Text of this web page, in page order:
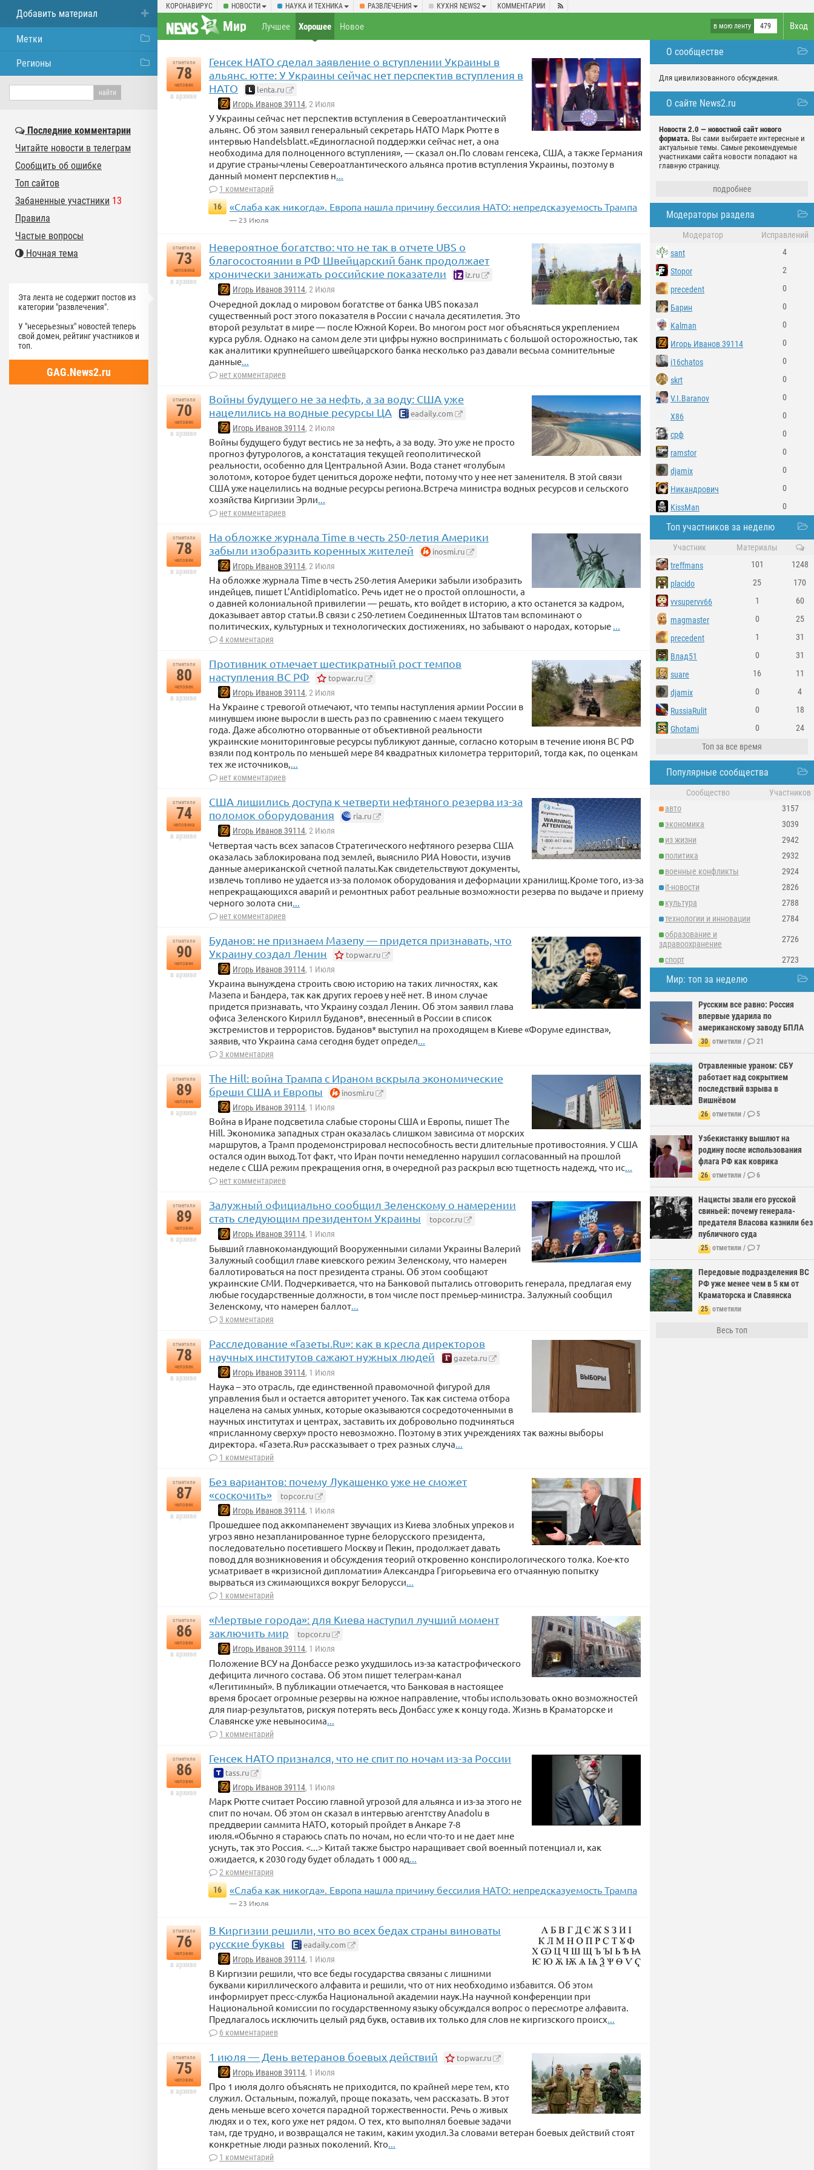
КОРОНАВИРУС НОВОСТИ НАУКА И ТЕХНИКА РАЗВЛЕЧЕНИЯ КУХНЯ NEWS2 КОММЕНТАРИИ 
Вход
Мир в мою ленту 479
Лучшее Хорошее Новое
О сообществе
Для цивилизованного обсуждения.
О сайте News2.ru
Новости 2.0 — новостной сайт нового
формата. Вы сами выбираете интересные и
актуальные темы. Самые рекомендуемые
участниками сайта новости попадают на
главную страницу.
подробнее
Модераторы раздела
Модератор
Исправлений
sant
4
Stopor
2
precedent
0
Барин
0
Kalman
0
Игорь Иванов 39114
0
i16chatos
0
skrt
0
V.I.Baranov
0
X86
0
срф
0
ramstor
0
djamix
0
Никандрович
0
KissMan
0
Топ участников за неделю
Участник
Материалы
treffmans
101
1248
placido
25
170
vvsupervv66
1
60
magmaster
0
25
precedent
1
31
Влад51
0
31
suare
16
11
djamix
0
4
RussiaRulit
0
18
Ghotami
0
24
Топ за все время
Популярные сообщества
Сообщество
Участников
авто
3157
экономика
3039
из жизни
2942
политика
2932
военные конфликты
2924
it-новости
2826
культура
2788
технологии и инновации
2784
образование и
здравоохранение
2726
спорт 2723
Мир: топ за неделю
Русским все равно: Россия
впервые ударила по
американскому заводу БПЛА
30 отметили / 21
Отравленные ураном: СБУ
работает над сокрытием
последствий взрыва в
Вишнёвом
26 отметили / 5
Узбекистанку вышлют на
родину после использования
флага РФ как коврика
26 отметили / 6
Нацисты звали его русской
свиньей: почему генерала-
предателя Власова казнили без
публичного суда
25 отметили / 7
Передовые подразделения ВС
РФ уже менее чем в 5 км от
Краматорска и Славянска
25 отметили
Весь топ
отметили
78
человек
в архиве
Генсек НАТО сделал заявление о вступлении Украины в
альянс. ютте: У Украины сейчас нет перспектив вступления в
НАТО
lenta.ru
Игорь Иванов 39114, 2 Июля
У Украины сейчас нет перспектив вступления в Североатлантический
альянс. Об этом заявил генеральный секретарь НАТО Марк Рютте в
интервью Handelsblatt.«Единогласной поддержки сейчас нет, а она
необходима для полноценного вступления», — сказал он.По словам генсека, США, а также Германия
и другие страны-члены Североатлантического альянса против вступления Украины, поэтому в
данный момент перспектив н...
1 комментарий
16
«Слаба как никогда». Европа нашла причину бессилия НАТО: непредсказуемость Трампа
— 23 Июля
отметили
73
человека
в архиве
Невероятное богатство: что не так в отчете UBS о
благосостоянии в РФ Швейцарский банк продолжает
хронически занижать российские показатели
iz.ru
Игорь Иванов 39114, 2 Июля
Очередной доклад о мировом богатстве от банка UBS показал
существенный рост этого показателя в России с начала десятилетия. Это
второй результат в мире — после Южной Кореи. Во многом рост мог объясняться укреплением
курса рубля. Однако на самом деле эти цифры нужно воспринимать с большой осторожностью, так
как аналитики крупнейшего швейцарского банка несколько раз давали весьма сомнительные
данные
нет комментариев
отметили
70
человек
в архиве
Войны будущего не за нефть, а за воду: США уже
нацелились на водные ресурсы ЦА
eadaily.com
Игорь Иванов 39114, 2 Июля
Войны будущего будут вестись не за нефть, а за воду. Это уже не просто
прогноз футурологов, а констатация текущей геополитической
реальности, особенно для Центральной Азии. Вода станет «голубым
золотом», которое будет цениться дороже нефти, потому что у нее нет заменителя. В этой связи
США уже нацелились на водные ресурсы региона.Встреча министра водных ресурсов и сельского
хозяйства Киргизии Эрли...
нет комментариев
отметили
78
человек
в архиве
На обложке журнала Time в честь 250-летия Америки
забыли изобразить коренных жителей
inosmi.ru
Игорь Иванов 39114, 2 Июля
На обложке журнала Time в честь 250-летия Америки забыли изобразить
индейцев, пишет L’Antidiplomatico. Речь идет не о простой оплошности, а
о давней колониальной привилегии — решать, кто войдет в историю, а кто останется за кадром,
доказывает автор статьи.В связи с 250-летием Соединенных Штатов там вспоминают о
политических, культурных и технологических достижениях, но забывают о народах, которые ...
4 комментария
отметили
80
человек
в архиве
Противник отмечает шестикратный рост темпов
наступления ВС РФ
topwar.ru
Игорь Иванов 39114, 2 Июля
На Украине с тревогой отмечают, что темпы наступления армии России в
минувшем июне выросли в шесть раз по сравнению с маем текущего
года. Даже абсолютно оторванные от объективной реальности
украинские мониторинговые ресурсы публикуют данные, согласно которым в течение июня ВС РФ
взяли под контроль по меньшей мере 84 квадратных километра территорий, тогда как, по оценкам
тех же источников,...
нет комментариев
отметили
74
человека
в архиве
США лишились доступа к четверти нефтяного резерва из-за
поломок оборудования
ria.ru
Игорь Иванов 39114, 2 Июля
Четвертая часть всех запасов Стратегического нефтяного резерва США
оказалась заблокирована под землей, выяснило РИА Новости, изучив
данные американской счетной палаты.Как свидетельствуют документы,
извлечь топливо не удается из-за поломок оборудования и деформации хранилищ.Кроме того, из-за
непрекращающихся аварий и ремонтных работ реальные возможности резерва по выдаче и приему
черного золота сни
нет комментариев
отметили
90
человек
в архиве
Буданов: не признаем Мазепу — придется признавать, что
Украину создал Ленин
topwar.ru
Игорь Иванов 39114, 1 Июля
Украина вынуждена строить свою историю на таких личностях, как
Мазепа и Бандера, так как других героев у неё нет. В ином случае
придется признавать, что Украину создал Ленин. Об этом заявил глава
офиса Зеленского Кирилл Буданов*, внесенный в России в список
экстремистов и террористов. Буданов* выступил на проходящем в Киеве «Форуме единства»,
заявив, что Украина сама сегодня будет определ...
3 комментария
отметили
89
человек
в архиве
The Hill: война Трампа с Ираном вскрыла экономические
бреши США и Европы
inosmi.ru
Игорь Иванов 39114, 1 Июля
Война в Иране подсветила слабые стороны США и Европы, пишет The
Hill. Экономика западных стран оказалась слишком зависима от морских
маршрутов, а Трамп продемонстрировал неспособность вести длительные противостояния. У США
остался один выход.Тот факт, что Иран почти немедленно нарушил согласованный на прошлой
неделе с США режим прекращения огня, в очередной раз раскрыл всю тщетность надежд, что ис...
нет комментариев
отметили
89
человек
в архиве
Залужный официально сообщил Зеленскому о намерении
стать следующим президентом Украины
topcor.ru
Игорь Иванов 39114, 1 Июля
Бывший главнокомандующий Вооруженными силами Украины Валерий
Залужный сообщил главе киевского режим Зеленскому, что намерен
баллотироваться на пост президента страны. Об этом сообщают
украинские СМИ. Подчеркивается, что на Банковой пытались отговорить генерала, предлагая ему
любые государственные должности, в том числе пост премьер-министра. Залужный сообщил
Зеленскому, что намерен баллот
3 комментария
отметили
78
человек
в архиве
Расследование «Газеты.Ru»: как в кресла директоров
научных институтов сажают нужных людей
gazeta.ru
Игорь Иванов 39114, 1 Июля
Наука – это отрасль, где единственной правомочной фигурой для
управления был и остается авторитет ученого. Так как система отбора
нацелена на самых умных, которые оказываются сосредоточенными в
научных институтах и центрах, заставить их добровольно подчиняться
«присланному сверху» просто невозможно. Поэтому в этих учреждениях так важны выборы
директора. «Газета.Ru» рассказывает о трех разных случа...
1 комментарий
отметили
87
человек
в архиве
Без вариантов: почему Лукашенко уже не сможет
«соскочить»
topcor.ru
Игорь Иванов 39114, 1 Июля
Прошедшее под аккомпанемент звучащих из Киева злобных упреков и
угроз явно незапланированное турне белорусского президента,
последовательно посетившего Москву и Пекин, продолжает давать
повод для возникновения и обсуждения теорий откровенно конспирологического толка. Кое-кто
усматривает в «кризисной дипломатии» Александра Григорьевича его отчаянную попытку
вырваться из сжимающихся вокруг Белорусси...
1 комментарий
отметили
86
человек
в архиве
«Мертвые города»: для Киева наступил лучший момент
заключить мир
topcor.ru
Игорь Иванов 39114, 1 Июля
Положение ВСУ на Донбассе резко ухудшилось из-за катастрофического
дефицита личного состава. Об этом пишет телеграм-канал
«Легитимный». В публикации отмечается, что Банковая в настоящее
время бросает огромные резервы на южное направление, чтобы использовать окно возможностей
для пиар-результатов, рискуя потерять весь Донбасс уже к концу года. Жизнь в Краматорске и
Славянске уже невыносима
1 комментарий
отметили
86
человек
в архиве
Генсек НАТО признался, что не спит по ночам из-за России
tass.ru
Игорь Иванов 39114, 1 Июля
Марк Рютте считает Россию главной угрозой для альянса и из-за этого не
спит по ночам. Об этом он сказал в интервью агентству Anadolu в
преддверии саммита НАТО, который пройдет в Анкаре 7-8
июля.«Обычно я стараюсь спать по ночам, но если что-то и не дает мне
уснуть, так это Россия. <...> Китай также быстро наращивает свой военный потенциал и, как
ожидается, к 2030 году будет обладать 1 000 яд...
2 комментария
16
«Слаба как никогда». Европа нашла причину бессилия НАТО: непредсказуемость Трампа
— 23 Июля
отметили
76
человек
в архиве
В Киргизии решили, что во всех бедах страны виноваты
русские буквы
eadaily.com
Игорь Иванов 39114, 1 Июля
В Киргизии решили, что все беды государства связаны с лишними
буквами кириллического алфавита и решили, что от них необходимо избавится. Об этом
информирует пресс-служба Национальной академии наук.На научной конференции при
Национальной комиссии по государственному языку обсуждался вопрос о пересмотре алфавита.
Предлагалось исключить целый ряд букв, оставив их только для слов не киргизского происх...
6 комментариев
отметили
75
человек
в архиве
1 июля — День ветеранов боевых действий topwar.ru
Игорь Иванов 39114, 1 Июля
Про 1 июля долго объяснять не приходится, по крайней мере тем, кто
служил. Остальным, пожалуй, проще показать, чем рассказать. В этот
день меньше всего хочется парадной торжественности. Речь о живых
людях и о тех, кого уже нет рядом. О тех, кто выполнял боевые задачи
там, где трудно, и возвращался не таким, каким уходил.За словами ветеран боевых действий стоят
конкретные люди разных поколений. Кто...
1 комментарий
Добавить материал
Метки
Регионы
Последние комментарии
Читайте новости в телеграм
Сообщить об ошибке
Топ сайтов
Забаненные участники 13
Правила
Частые вопросы
Ночная тема
Эта лента не содержит постов из
категории "развлечения".
У "несерьезных" новостей теперь
свой домен, рейтинг участников и
топ.
GAG.News2.ru